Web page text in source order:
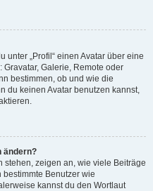
unter „Profil“ einen Avatar über eine
Galerie, Remote oder
bestimmen, ob und wie die
du keinen Avatar benutzen kannst,
ändern?
stehen, zeigen an, wie viele Beiträge
Benutzer wie
kannst du den Wortlaut